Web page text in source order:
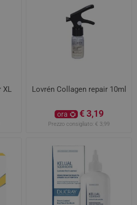
XL
Lovrén Collagen repair 10ml
ora € 3,19
Prezzo consigliato: € 3,99